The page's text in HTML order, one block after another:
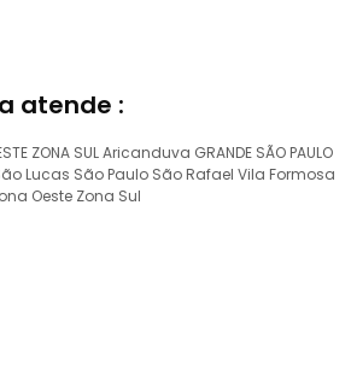
atende :
ZONA SULAricanduva GRANDE SÃO PAULO
Lucas São Paulo São Rafael Vila Formosa
Oeste Zona Sul